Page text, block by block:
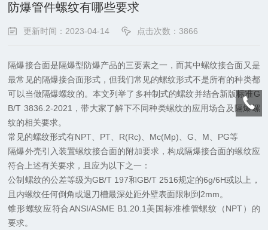
防爆管件螺纹有哪些要求
更新时间：2023-04-14 点击次数：3866
隔爆接合面是隔爆型防爆产品的三要素之一，而其中螺纹接合面又是
最常见的隔爆接合面形式，但我们常见的螺纹形式不是所有的种类都
可以当做隔爆螺纹的。本文列举了多种制式的螺纹并结合新版标准G
B/T 3836.2-2021，带大家了解下不同种类螺纹的应用场合及隔爆螺
纹的相关要求。
常见的螺纹形式有NPT、PT、R(Rc)、Mc(Mp)、G、M、PG等
隔爆外壳引入装置螺纹接合面的附加要求，构成隔爆接合面的螺纹应
符合上述有关要求，且应为以下之一：
公制螺纹的公差等级为GB/T 197和GB/T 2516规定的6g/6H或以上，
且内螺纹任何倒角或退刀槽最深处距外壁表面限制到2mm。
锥形螺纹应符合ANSI/ASME B1.20.1美国标准椎管螺纹（NPT）的
要求。